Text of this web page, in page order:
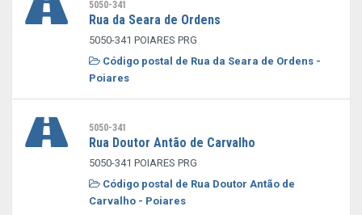
5050-341
Rua da Seara de Ordens
5050-341 POIARES PRG
Código postal de Rua da Seara de Ordens -
Poiares
5050-341
Rua Doutor Antão de Carvalho
5050-341 POIARES PRG
Código postal de Rua Doutor Antão de
Carvalho - Poiares